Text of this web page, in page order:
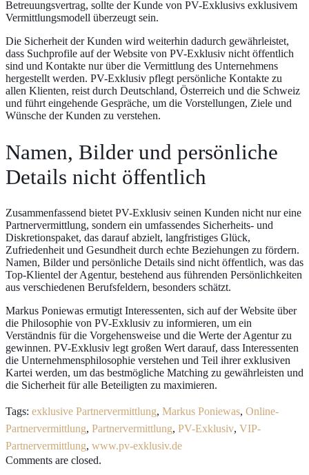
Betreuungsvertrag, sollte der Kunde von PV-Exklusivs exklusivem
Vermittlungsmodell überzeugt sein.
Die Sicherheit der Kunden wird weiterhin dadurch gewährleistet,
dass Suchprofile auf der Website von PV-Exklusiv nicht öffentlich
sind und Kontakte nur über die Vermittlung des Unternehmens
hergestellt werden. PV-Exklusiv pflegt persönliche Kontakte zu
allen Klienten, reist durch Deutschland, Österreich und die Schweiz
und führt eingehende Gespräche, um die Vorstellungen, Ziele und
Wünsche der Kunden zu verstehen.
Namen, Bilder und persönliche
Details nicht öffentlich
Zusammenfassend bietet PV-Exklusiv seinen Kunden nicht nur eine
Partnervermittlung, sondern ein umfassendes Sicherheits- und
Diskretionspaket, das darauf abzielt, langfristiges Glück,
Zufriedenheit und Gesundheit durch echte Beziehungen zu fördern.
Namen, Bilder und persönliche Details sind nicht öffentlich, was das
Top-Klientel der Agentur, bestehend aus führenden Persönlichkeiten
aus verschiedenen Berufsfeldern, besonders schätzt.
Markus Poniewas ermutigt Interessenten, sich auf der Website über
die Philosophie von PV-Exklusiv zu informieren, um ein
Verständnis für die Vorgehensweise und die Werte der Agentur zu
gewinnen. PV-Exklusiv legt großen Wert darauf, dass Interessenten
die Unternehmensphilosophie verstehen und Teil ihrer exklusiven
Kartei werden, um das bestmögliche Matching zu gewährleisten und
die Sicherheit für alle Beteiligten zu maximieren.
Tags: exklusive Partnervermittlung, Markus Poniewas, Online-
Partnervermittlung, Partnervermittlung, PV-Exklusiv, VIP-
Partnervermittlung, www.pv-exklusiv.de
Comments are closed.